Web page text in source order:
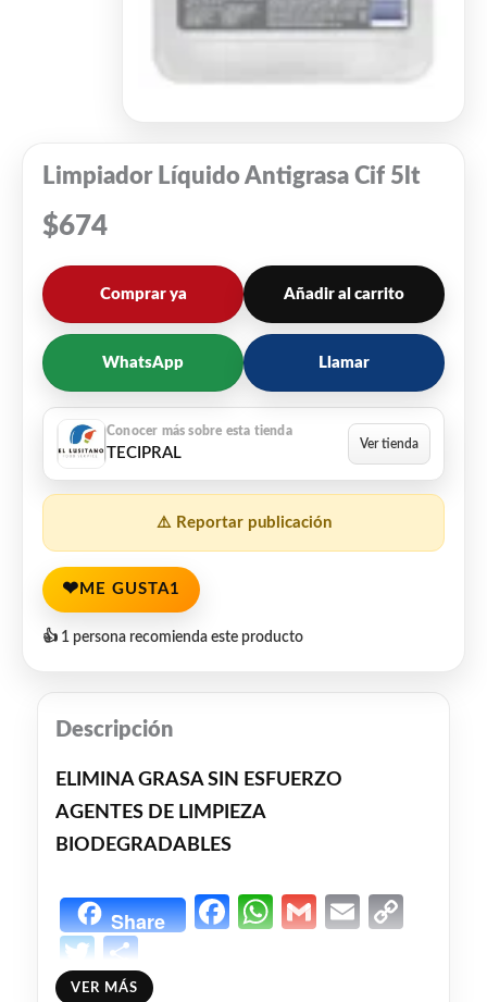
Limpiador Líquido Antigrasa Cif 5lt
$674
Comprar ya Añadir al carrito
WhatsApp Llamar
TECIPRAL
⚠️ Reportar publicación
❤ ME GUSTA1
👍 1 persona recomienda este producto
Descripción
ELIMINA GRASA SIN ESFUERZO
AGENTES DE LIMPIEZA
BIODEGRADABLES
Share Facebook
WhatsApp
Gmail
Email
Twitter
VER MÁS